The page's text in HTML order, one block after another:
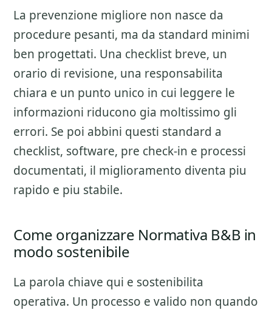
La prevenzione migliore non nasce da
procedure pesanti, ma da standard minimi
ben progettati. Una checklist breve, un
orario di revisione, una responsabilita
chiara e un punto unico in cui leggere le
informazioni riducono gia moltissimo gli
errori. Se poi abbini questi standard a
checklist, software, pre check-in e processi
documentati, il miglioramento diventa piu
rapido e piu stabile.
Come organizzare Normativa B&B in
modo sostenibile
La parola chiave qui e sostenibilita
operativa. Un processo e valido non quando